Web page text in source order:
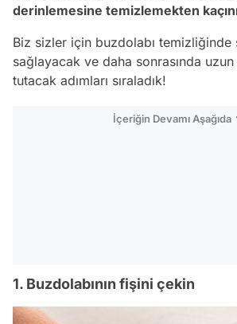
derinlemesine temizlemekten
Biz sizler için buzdolabı temizliğinde
sağlayacak ve daha sonrasında
tutacak adımları sıraladık!
İçeriğin Devamı Aşağıda
1. Buzdolabının fişini çekin